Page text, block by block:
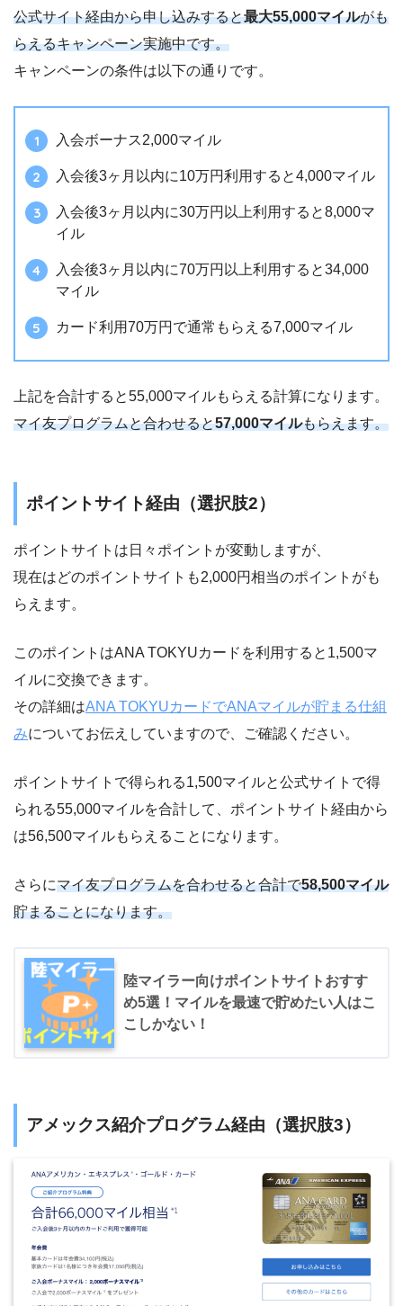
公式サイト経由から申し込みすると最大55,000マイルがも
らえるキャンペーン実施中です。
キャンペーンの条件は以下の通りです。
入会ボーナス2,000マイル
入会後3ヶ月以内に10万円利用すると4,000マイル
入会後3ヶ月以内に30万円以上利用すると8,000マ
イル
入会後3ヶ月以内に70万円以上利用すると34,000
マイル
カード利用70万円で通常もらえる7,000マイル
上記を合計すると55,000マイルもらえる計算になります。
マイ友プログラムと合わせると57,000マイルもらえます。
ポイントサイト経由（選択肢2）
ポイントサイトは日々ポイントが変動しますが、
現在はどのポイントサイトも2,000円相当のポイントがも
らえます。
このポイントはANA TOKYUカードを利用すると1,500マ
イルに交換できます。
その詳細はANA TOKYUカードでANAマイルが貯まる仕組
みについてお伝えしていますので、ご確認ください。
ポイントサイトで得られる1,500マイルと公式サイトで得
られる55,000マイルを合計して、ポイントサイト経由から
は56,500マイルもらえることになります。
さらにマイ友プログラムを合わせると合計で58,500マイル
貯まることになります。
陸マイラー向けポイントサイトおすす
め5選！マイルを最速で貯めたい人はこ
こしかない！
アメックス紹介プログラム経由（選択肢3）